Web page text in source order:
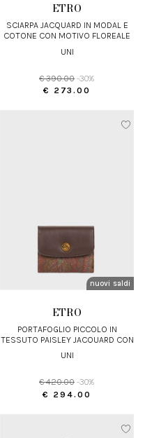
ETRO
SCIARPA JACQUARD IN MODAL E
COTONE CON MOTIVO FLOREALE
UNI
€ 390.00 -30%
€ 273.00
nuovi arrivi
saldi
ETRO
PORTAFOGLIO PICCOLO IN
TESSUTO PAISLEY JACQUARD CON
UNI
€ 420.00 -30%
€ 294.00